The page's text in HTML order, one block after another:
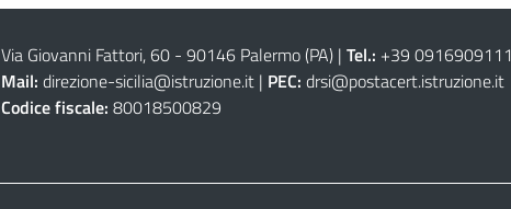
Via Giovanni Fattori, 60 - 90146 Palermo (PA)| Tel.: +39 0916909111
Mail: direzione-sicilia@istruzione.it| PEC: drsi@postacert.istruzione.it
Codice fiscale: 80018500829